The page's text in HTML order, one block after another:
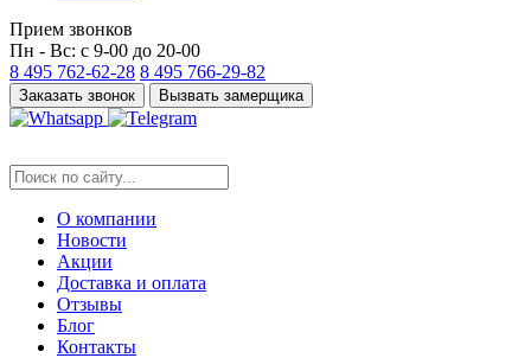
Прием звонков
Пн - Вс: с 9-00 до 20-00
8 495 762-62-28 8 495 766-29-82
Заказать звонок Вызвать замерщика
О компании
Новости
Акции
Доставка и оплата
Отзывы
Блог
Контакты